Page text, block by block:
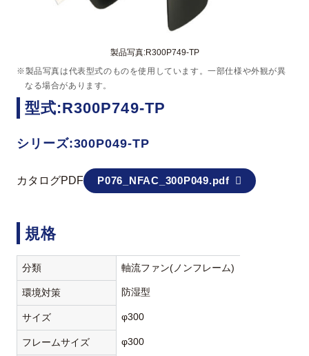
製品写真:R300P749-TP
※製品写真は代表型式のものを使用しています。一部仕様や外観が異
なる場合があります。
型式:R300P749-TP
シリーズ:300P049-TP
カタログPDF P076_NFAC_300P049.pdf
規格
分類 軸流ファン(ノンフレーム)
環境対策 防湿型
サイズ φ300
フレームサイズ φ300